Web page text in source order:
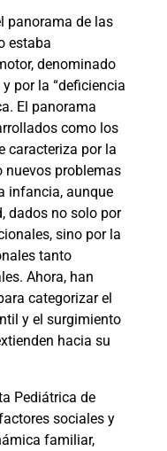
panorama de las
estaba
denominado
por la “deficiencia
El panorama
como los
caracteriza por la
nuevos problemas
infancia, aunque
dados no solo por
sino por la
tanto
Ahora, han
categorizar el
y el surgimiento
hacia su
Pediátrica de
sociales y
familiar,